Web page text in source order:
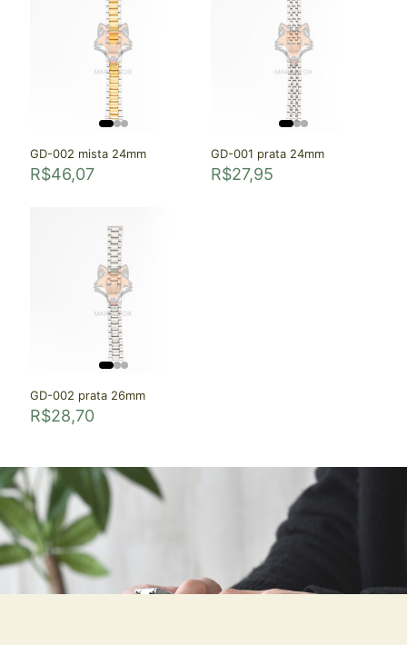
GD-002 mista 24mm
R$46,07
GD-001 prata 24mm
R$27,95
GD-002 prata 26mm
R$28,70